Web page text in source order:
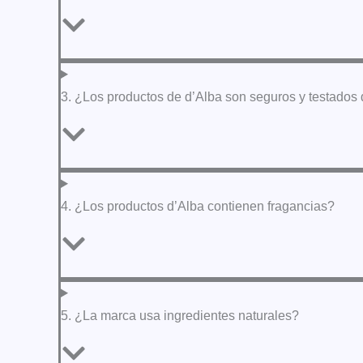
3. ¿Los productos de d’Alba son seguros y
4. ¿Los productos d’Alba contienen fragancias?
5. ¿La marca usa ingredientes naturales?